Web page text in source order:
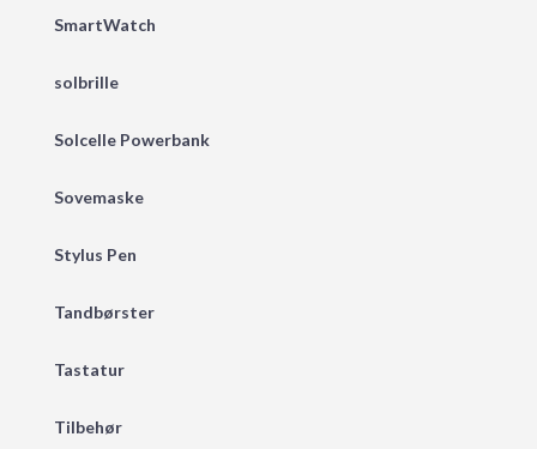
SmartWatch
solbrille
Solcelle Powerbank
Sovemaske
Stylus Pen
Tandbørster
Tastatur
Tilbehør